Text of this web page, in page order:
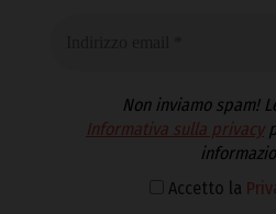
Non inviamo spam!
Informativa sulla privacy
Accetto la